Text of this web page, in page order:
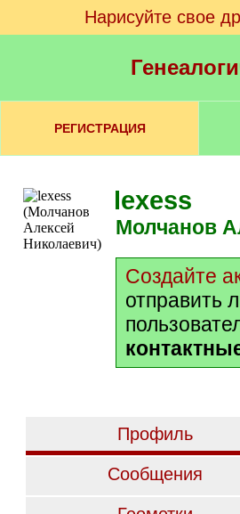
Нарисуйте свое
РЕГИСТРАЦИЯ
lexess
Молчанов
Создайте
отправить
Профиль
Сообщения